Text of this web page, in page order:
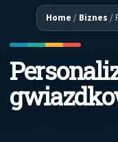
Home / Biznes /